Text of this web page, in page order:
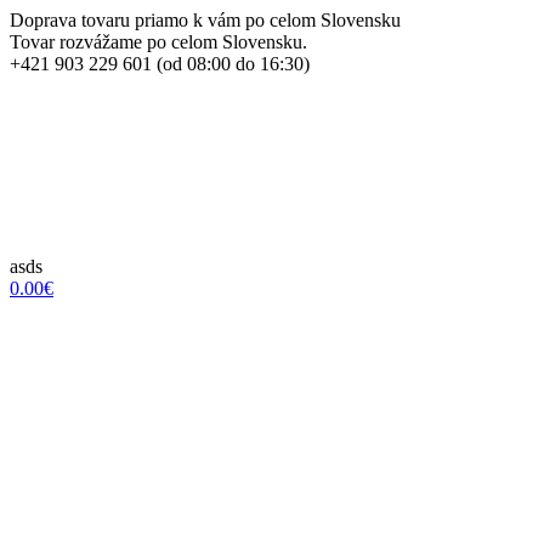
Doprava tovaru priamo k vám po celom Slovensku
Tovar rozvážame po celom Slovensku.
+421 903 229 601 (od 08:00 do 16:30)
asds
0.00€